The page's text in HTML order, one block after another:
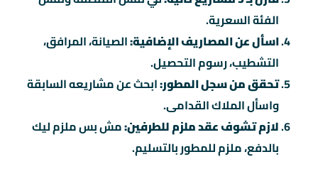
الفئة السعرية.
اسأل عن المصاريف الإضافية:الصيانة، المرافق،
التشطيب، رسوم التحصيل.
تحقق من سجل المطور:ابحث عن مشاريعه السابقة
واسأل الملاك القدامى.
لازم تشوف عقد ملزم للطرفين:مش بس ملزم ليك
بالدفع، ملزم للمطور بالتسليم.